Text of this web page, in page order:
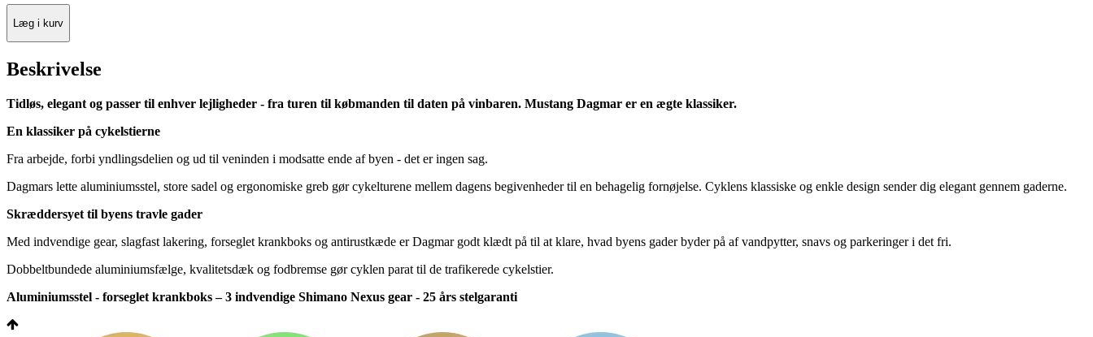
Læg i kurv
Beskrivelse
Tidløs, elegant og passer til enhver lejligheder - fra turen til købmanden til daten på vinbaren. Mustang Dagmar er en ægte klassiker.
En klassiker på cykelstierne
Fra arbejde, forbi yndlingsdelien og ud til veninden i modsatte ende af byen - det er ingen sag.
Dagmars lette aluminiumsstel, store sadel og ergonomiske greb gør cykelturene mellem dagens begivenheder til en behagelig fornøjelse. Cyklens klassiske og enkle design sender dig elegant gennem gaderne.
Skræddersyet til byens travle gader
Med indvendige gear, slagfast lakering, forseglet krankboks og antirustkæde er Dagmar godt klædt på til at klare, hvad byens gader byder på af vandpytter, snavs og parkeringer i det fri.
Dobbeltbundede aluminiumsfælge, kvalitetsdæk og fodbremse gør cyklen parat til de trafikerede cykelstier.
Aluminiumsstel - forseglet krankboks – 3 indvendige Shimano Nexus gear - 25 års stelgaranti